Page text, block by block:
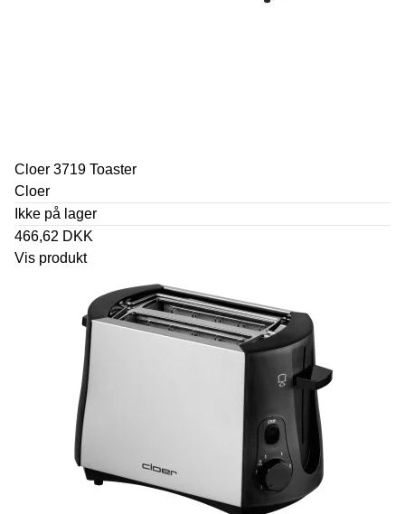
Cloer 3719 Toaster
Cloer
Ikke på lager
466,62 DKK
Vis produkt